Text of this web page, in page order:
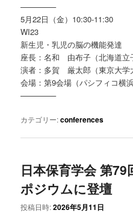
————–
5月22日（金）10:30-11:30
WI23
新生児・乳児の脳の機能発達
座長：名和 由布子（北海道立
演者：多賀 厳太郎（東京大学
会場：第9会場（パシフィコ
————–
カテゴリー:conferences
日本保育学会 第79
ポジウムに登壇
投稿日時:2026年5月11日